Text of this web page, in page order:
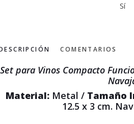
Sí
COMENTARIOS
Set para Vinos Compacto
Material: Metal / Tamaño
12.5 x 3 cm.